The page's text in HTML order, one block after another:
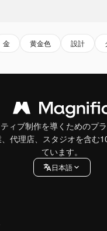
金 黄金色 設計
ィブ制作を導くためのプ
代理店、スタジオを含む
ています。
日本語